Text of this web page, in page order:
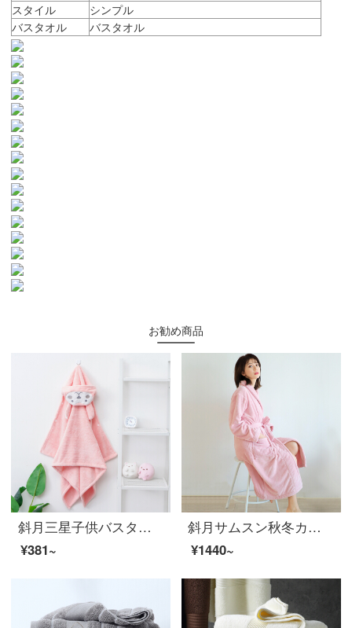
スタイル
シンプル
バスタオル
バスタオル
お勧め商品
斜月三星子供バスタオルサンゴの新生児バスローブのマント柔らかな吸水携帯ベビーマントピンクの長耳ウサギのマント
¥381~
斜月サムスン秋冬カップルバスローブ珊瑚絨男女長袖パジャマ浴衣日常生活服ピンクバスローブ平均サイズ(長さ110 cm)
¥1440~